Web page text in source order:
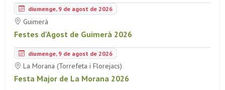
diumenge, 9 de agost de 2026
Guimerà
Festes d'Agost de Guimerà 2026
diumenge, 9 de agost de 2026
La Morana (Torrefeta i Florejacs)
Festa Major de La Morana 2026